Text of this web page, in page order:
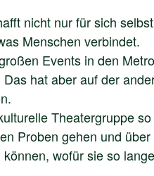
nicht nur für sich
Menschen verbindet.
Events in den
hat aber auf der
Theatergruppe
Proben gehen und
wofür sie so